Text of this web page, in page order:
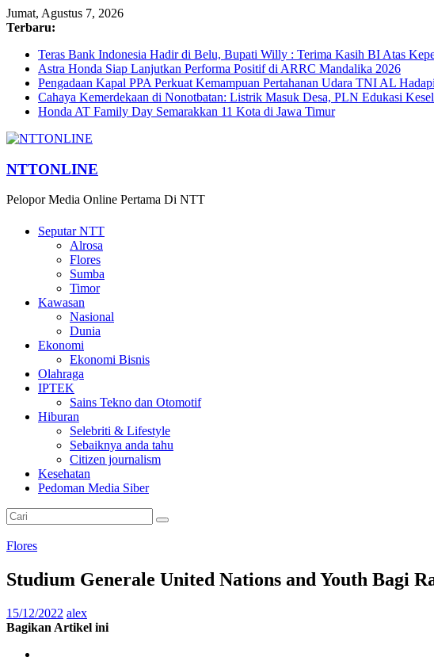
Jumat, Agustus 7, 2026
Terbaru:
Teras Bank Indonesia Hadir di Belu, Bupati Willy : Terima Kasih BI Atas
Astra Honda Siap Lanjutkan Performa Positif di ARRC Mandalika 2026
Pengadaan Kapal PPA Perkuat Kemampuan Pertahanan Udara TNI AL
Cahaya Kemerdekaan di Nonotbatan: Listrik Masuk Desa, PLN Edukasi
Honda AT Family Day Semarakkan 11 Kota di Jawa Timur
NTTONLINE
Pelopor Media Online Pertama Di NTT
Seputar NTT
Alrosa
Flores
Sumba
Timor
Kawasan
Nasional
Dunia
Ekonomi
Ekonomi Bisnis
Olahraga
IPTEK
Sains Tekno dan Otomotif
Hiburan
Selebriti & Lifestyle
Sebaiknya anda tahu
Citizen journalism
Kesehatan
Pedoman Media Siber
Flores
Studium Generale United Nations and Youth Bagi
15/12/2022 alex
Bagikan Artikel ini